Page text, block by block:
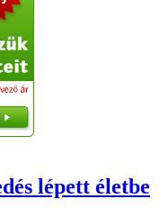
lépett életbe